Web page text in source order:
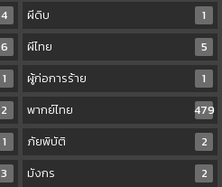
4 ผีดิบ
1
6 ผีไทย
5
1 ผู้ก่อการร้าย
1
2 พากย์ไทย
479
1 ภัยพิบัติ
2
3 มังกร
2